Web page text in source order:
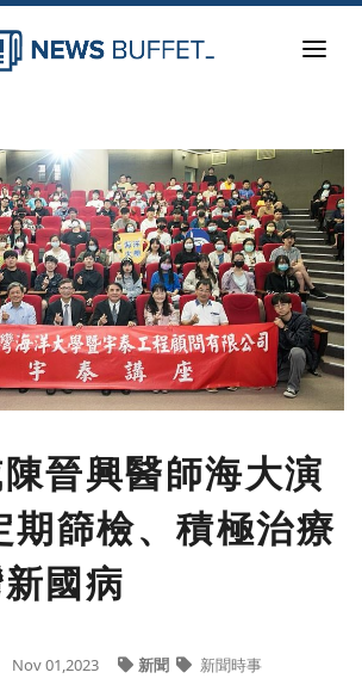
晉興醫師海大演
期篩檢、積極治療
國病
Nov 01,2023 新聞 新聞時事